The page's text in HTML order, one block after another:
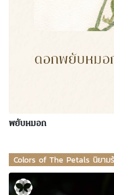
พยับหมอก
Colors of The Petals นิยาม